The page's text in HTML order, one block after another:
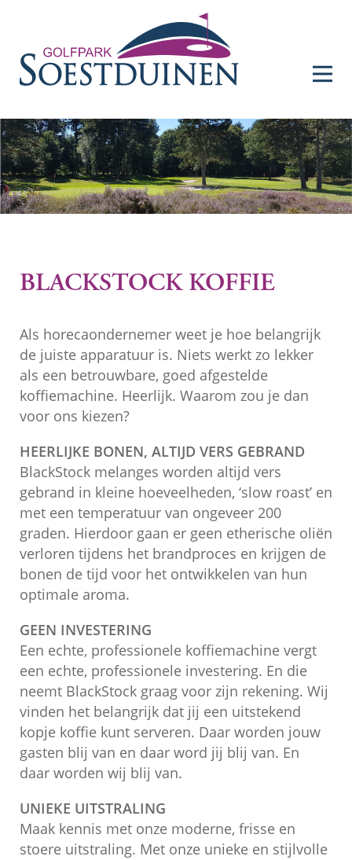
BLACKSTOCK KOFFIE
Als horecaondernemer weet je hoe belangrijk
de juiste apparatuur is. Niets werkt zo lekker
als een betrouwbare, goed afgestelde
koffiemachine. Heerlijk. Waarom zou je dan
voor ons kiezen?
HEERLIJKE BONEN, ALTIJD VERS GEBRAND
BlackStock melanges worden altijd vers
gebrand in kleine hoeveelheden, ‘slow roast’ en
met een temperatuur van ongeveer 200
graden. Hierdoor gaan er geen etherische oliën
verloren tijdens het brandproces en krijgen de
bonen de tijd voor het ontwikkelen van hun
optimale aroma.
GEEN INVESTERING
Een echte, professionele koffiemachine vergt
een echte, professionele investering. En die
neemt BlackStock graag voor zijn rekening. Wij
vinden het belangrijk dat jij een uitstekend
kopje koffie kunt serveren. Daar worden jouw
gasten blij van en daar word jij blij van. En
daar worden wij blij van.
UNIEKE UITSTRALING
Maak kennis met onze moderne, frisse en
stoere uitstraling. Met onze unieke en stijlvolle